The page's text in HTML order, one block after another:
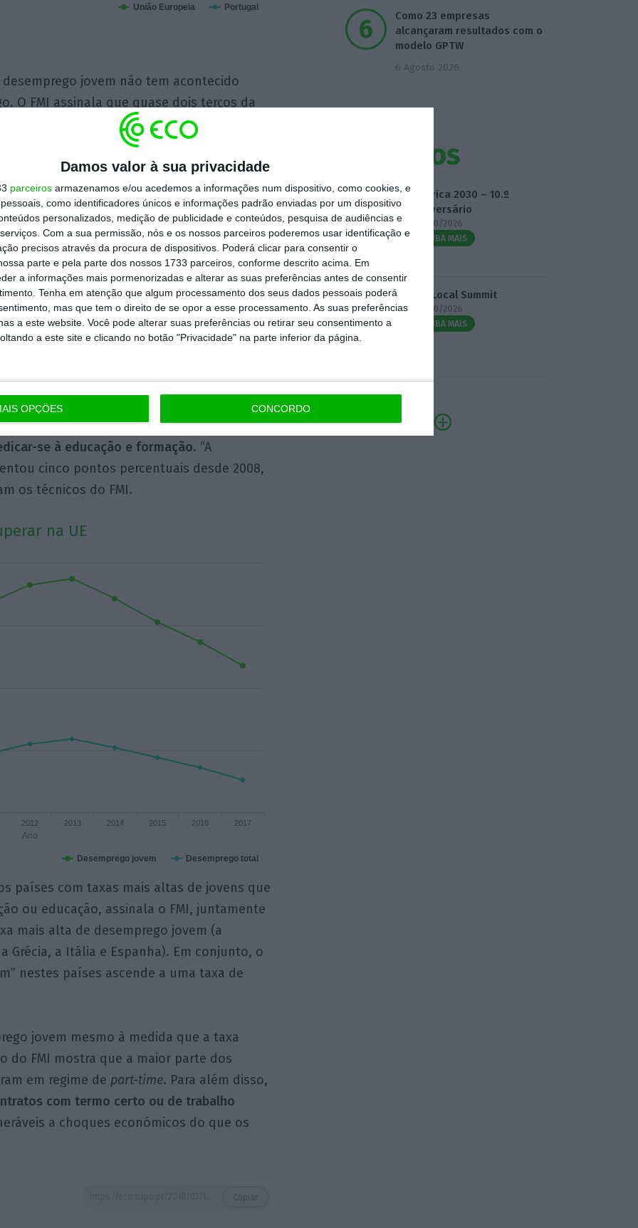
Damos valor à sua privacidade
parceiros armazenamos e/ou acedemos a informações num dispositivo, como cookies, e
como identificadores únicos e informações padrão enviadas por um dispositivo
personalizados, medição de publicidade e conteúdos, pesquisa de audiências e
Com a sua permissão, nós e os nossos parceiros poderemos usar identificação e
precisos através da procura de dispositivos. Poderá clicar para consentir o
parte e pela parte dos nossos 1733 parceiros, conforme descrito acima. Em
a informações mais pormenorizadas e alterar as suas preferências antes de consentir
Tenha em atenção que algum processamento dos seus dados pessoais poderá
mas que tem o direito de se opor a esse processamento. As suas preferências
a este website. Você pode alterar suas preferências ou retirar seu consentimento a
a este site e clicando no botão "Privacidade" na parte inferior da página.
OPÇÕES CONCORDO
União Europeia Portugal
jovem não tem acontecido
O FMI assinala que quase dois terços da
se deve à saída de muitos do mercado
seja por apostarem na formação ou
a menosno mercado de trabalho entre
2013, foram criados 300 mil trabalhos mas o
pessoas — ou seja, 600 mil
foram os três milhões
razões para a diminuição do número de
redução do desemprego jovem. Por um
de jovens diminuiu
na consequência da crise económica. Por
se à educação e formação. “A
cinco pontos percentuais desde 2008,
os técnicos do FMI.
na UE
Ano
Desemprego jovem Desemprego total
2012 2013 2014 2015 2016 2017
países com taxas mais altas de jovens que
ou educação, assinala o FMI, juntamente
mais alta de desemprego jovem (a
Grécia, a Itália e Espanha). Em conjunto, o
nestes países ascende a uma taxa de
jovem mesmo à medida que a taxa
do FMI mostra que a maior parte dos
em regime de part-time. Para além disso,
com termo certo ou de trabalho
a choques económicos do que os
Como 23 empresas
alcançaram resultados com o
modelo GPTW
6 Agosto 2026
Eventos
Fábrica 2030 – 10.º
Aniversário
14/10/2026
SAIBA MAIS
3.º Local Summit
07/10/2026
SAIBA MAIS